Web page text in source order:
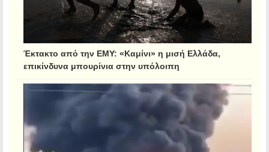
Έκτακτο από την ΕΜΥ: «Καμίνι» η μισή Ελλάδα,
επικίνδυνα μπουρίνια στην υπόλοιπη